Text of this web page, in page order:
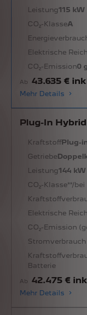
Leistung115
CO₂-KlasseA
Elektrische
CO₂-Emission0
Ab 43.635 €
Mehr Details
Plug-In Hybrid
KraftstoffPlug-
Getriebe
Leistung144
CO₂-Klasse**/
Elektrische
CO₂-Emission
Batterie
Ab 42.475 €
Mehr Details